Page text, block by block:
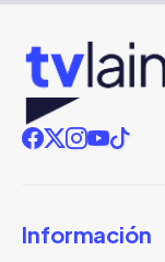
Información